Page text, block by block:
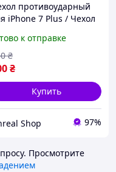
противоударный
iPhone 7 Plus / Чехол
Прозрачный /
качество
к отправке
₴
₴
Купить
Shop 97%
Просмотрите